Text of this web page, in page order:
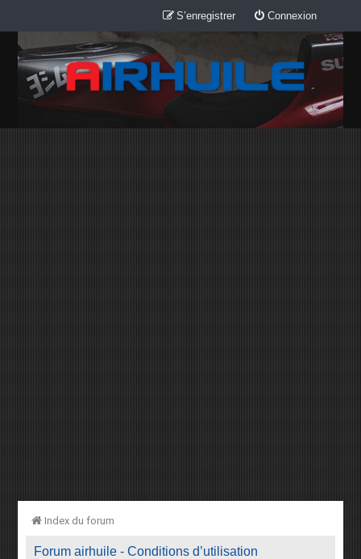
Connexion
S’enregistrer
Index du forum
Forum airhuile - Conditions d’utilisation